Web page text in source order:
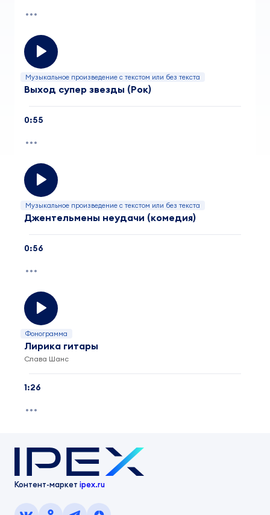
Музыкальное произведение с текстом или без текста
Выход супер звезды (Рок)
0:55
Музыкальное произведение с текстом или без текста
Джентельмены неудачи (комедия)
0:56
Фонограмма
Лирика гитары
Слава Шанс
1:26
Контент-маркет ipex.ru